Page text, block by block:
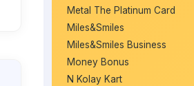
Metal The Platinum Card
Miles&Smiles
Miles&Smiles Business
Money Bonus
N Kolay Kart